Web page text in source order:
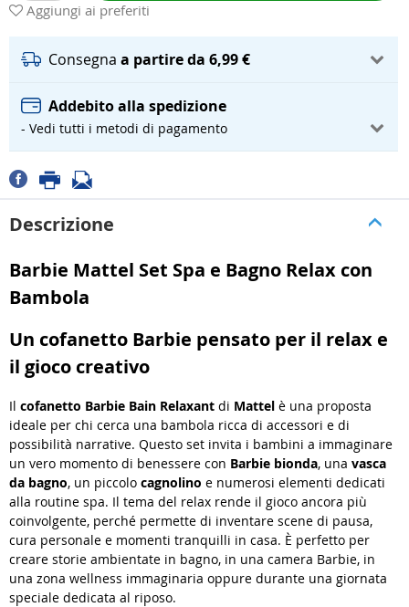
Aggiungi ai preferiti
Consegna a partire da 6,99 €
Addebito alla spedizione
- Vedi tutti i metodi di pagamento
Descrizione
Barbie Mattel Set Spa e Bagno Relax con
Bambola
Un cofanetto Barbie pensato per il relax e
il gioco creativo
Il cofanetto Barbie Bain Relaxant di Mattel è una proposta
ideale per chi cerca una bambola ricca di accessori e di
possibilità narrative. Questo set invita i bambini a immaginare
un vero momento di benessere con Barbie bionda, una vasca
da bagno, un piccolo cagnolino e numerosi elementi dedicati
alla routine spa. Il tema del relax rende il gioco ancora più
coinvolgente, perché permette di inventare scene di pausa,
cura personale e momenti tranquilli in casa. È perfetto per
creare storie ambientate in bagno, in una camera Barbie, in
una zona wellness immaginaria oppure durante una giornata
speciale dedicata al riposo.